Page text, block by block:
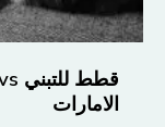
الامارات